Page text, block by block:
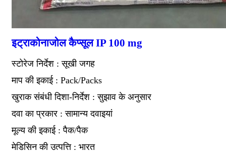
इट्राकोनाजोल कैप्सूल IP 100 mg
स्टोरेज निर्देश : सूखी जगह
माप की इकाई : Pack/Packs
खुराक संबंधी दिशा-निर्देश : सुझाव के अनुसार
दवा का प्रकार : सामान्य दवाइयां
मूल्य की इकाई : पैक/पैक
मेडिसिन की उत्पत्ति : भारत